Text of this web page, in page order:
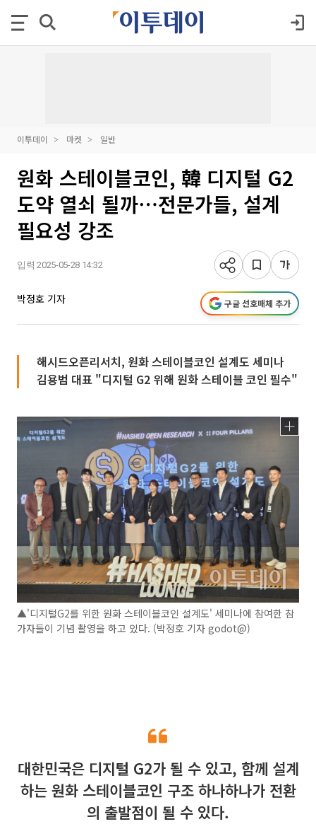
이투데이 마켓 일반
원화 스테이블코인, 韓 디지털 G2
도약 열쇠 될까⋯전문가들, 설계
필요성 강조
입력 2025-05-28 14:32
박정호 기자 구글 선호매체 추가
해시드오픈리서치, 원화 스테이블코인 설계도 세미나
김용범 대표 "디지털 G2 위해 원화 스테이블 코인 필수"
▲'디지털G2를 위한 원화 스테이블코인 설계도' 세미나에 참여한 참
가자들이 기념 촬영을 하고 있다. (박정호 기자 godot@)
대한민국은 디지털 G2가 될 수 있고, 함께 설계
하는 원화 스테이블코인 구조 하나하나가 전환
의 출발점이 될 수 있다.